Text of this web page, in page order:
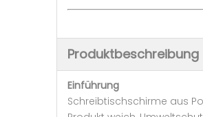
Produktbeschreibung
Einführung
Schreibtischschirme aus